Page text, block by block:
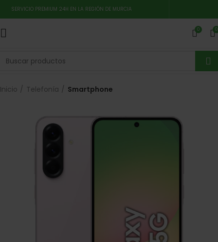
SERVICIO PREMIUM 24H EN LA REGIÓN DE MURCIA
0 0
Inicio Telefonía Smartphone